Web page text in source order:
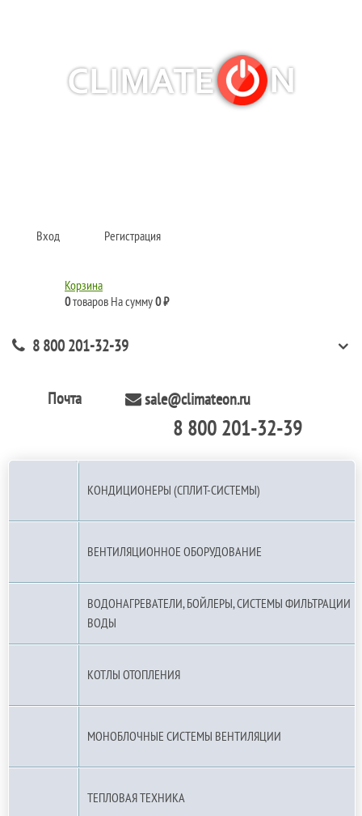
Вход Регистрация
Корзина
0товаров На сумму0 ₽
8 800 201-32-39
Почта sale@climateon.ru
8 800 201-32-39
КОНДИЦИОНЕРЫ (СПЛИТ-СИСТЕМЫ)
ВЕНТИЛЯЦИОННОЕ ОБОРУДОВАНИЕ
ВОДОНАГРЕВАТЕЛИ, БОЙЛЕРЫ, СИСТЕМЫ ФИЛЬТРАЦИИ
ВОДЫ
КОТЛЫ ОТОПЛЕНИЯ
МОНОБЛОЧНЫЕ СИСТЕМЫ ВЕНТИЛЯЦИИ
ТЕПЛОВАЯ ТЕХНИКА